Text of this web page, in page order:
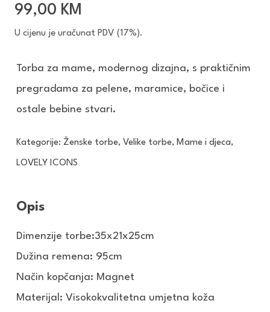
99,00 KM
U cijenu je uračunat PDV (17%).
Torba za mame, modernog dizajna, s praktičnim
pregradama za pelene, maramice, bočice i
ostale bebine stvari.
Kategorije: Ženske torbe, Velike torbe, Mame i djeca,
LOVELY ICONS
Opis
Dimenzije torbe:35x21x25cm
Dužina remena: 95cm
Način kopčanja: Magnet
Materijal: Visokokvalitetna umjetna koža